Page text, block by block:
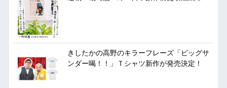
きしたかの高野のキラーフレーズ「ビッグサ
ンダー喝！！」Ｔシャツ新作が発売決定！